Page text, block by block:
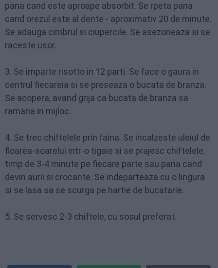
pana cand este aproape absorbit. Se rpeta pana
cand orezul este al dente - aproximativ 20 de minute.
Se adauga cimbrul si ciupercile. Se asezoneaza si se
raceste usor.
3. Se imparte risotto in 12 parti. Se face o gaura in
centrul fiecareia si se preseaza o bucata de branza.
Se acopera, avand grija ca bucata de branza sa
ramana in mijloc.
4. Se trec chiftelele prin faina. Se incalzeste uleiul de
floarea-soarelui intr-o tigaie si se prajesc chiftelele,
timp de 3-4 minute pe fiecare parte sau pana cand
devin aurii si crocante. Se indeparteaza cu o lingura
si se lasa sa se scurga pe hartie de bucatarie.
5. Se servesc 2-3 chiftele, cu sosul preferat.